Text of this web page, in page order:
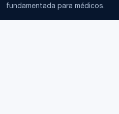
fundamentada para médicos.